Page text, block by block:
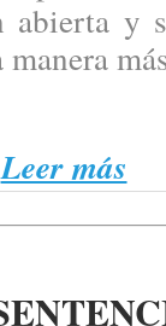
abierta y
Leer más